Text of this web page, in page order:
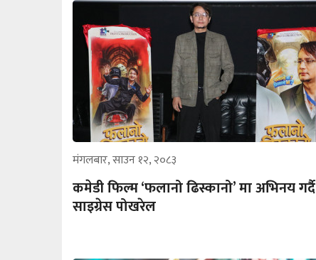
मंगलबार, साउन १२, २०८३
कमेडी फिल्म ‘फलानो ढिस्कानो’ मा अभिनय गर्दै
साइग्रेस पोखरेल